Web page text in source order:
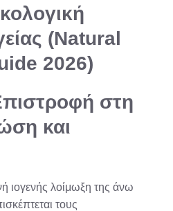
(Natural
2026)
στη
και
ιογενής λοίμωξη της άνω
τους